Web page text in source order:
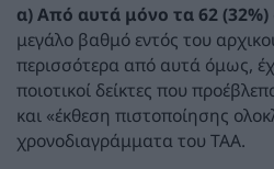
α) Από αυτά μόνο τα 62 (32%)
μεγάλο βαθμό εντός του
περισσότερα από αυτά όμως,
ποιοτικοί δείκτες που
και «έκθεση πιστοποίησης
χρονοδιαγράμματα του ΤΑΑ.